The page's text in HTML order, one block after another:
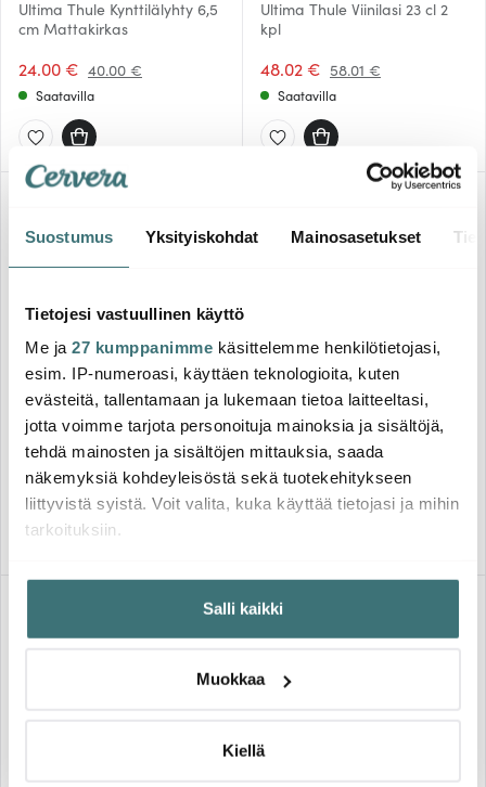
Suostumus Yksityiskohdat Mainosasetukset
Tietojesi vastuullinen käyttö
Me ja 27 kumppanimme käsittelemme henkilötietojasi,
esim. IP-numeroasi, käyttäen teknologioita, kuten
evästeitä, tallentamaan ja lukemaan tietoa laitteeltasi,
jotta voimme tarjota personoituja mainoksia ja sisältöjä,
tehdä mainosten ja sisältöjen mittauksia, saada
näkemyksiä kohdeyleisöstä sekä tuotekehitykseen
liittyvistä syistä. Voit valita, kuka käyttää tietojasi ja mihin
tarkoituksiin.
Jos sallit, haluamme myös tehdä seuraavia:
Kerätä tietoja maantieteellisestä sijainnistasi,
mahdollisesti muutaman metrin tarkkuudella
aktiivisesti (sormenjäljen muodostaminen)
tiedot-osiossa
Salli kaikki
Muokkaa
Kiellä
Ultima Thule Kynttilälyhty 6,5
cm Mattakirkas
24.00 € 40.00 €
Saatavilla
Ultima Thule Viinilasi 23 cl 2
kpl
48.02 € 58.01 €
Saatavilla
Iittala
Ultima Thule Kaadin 1,5 L
Kirkas
135.74 € 164.99 €
Saatavilla
Iittala
Ultima Thule Valkoviinilasi 16
cl 2 kpl Kirkas
48.02 € 76.00 €
Saatavilla
35%